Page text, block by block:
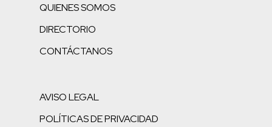
QUIENES SOMOS
DIRECTORIO
CONTÁCTANOS
AVISO LEGAL
POLÍTICAS DE PRIVACIDAD